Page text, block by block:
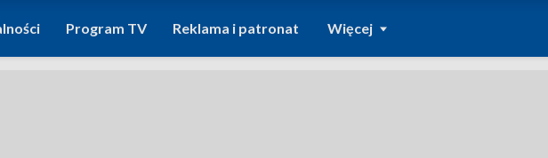
Program TV Reklama i patronat Więcej